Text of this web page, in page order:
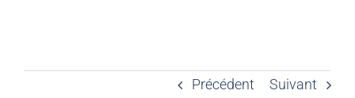
Précédent Suivant